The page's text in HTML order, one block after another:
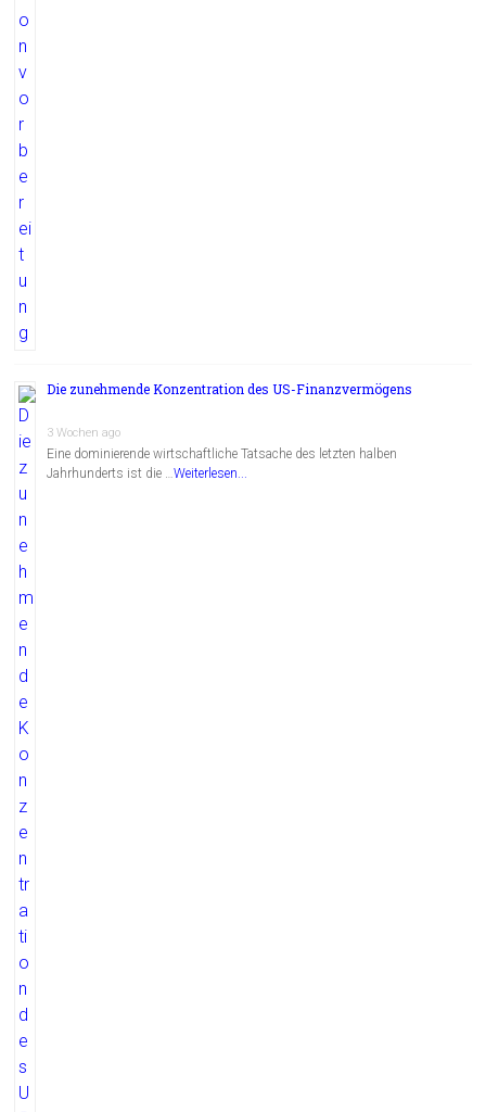
Die zunehmende Konzentration des US-Finanzvermögens
3 Wochen ago
Eine dominierende wirtschaftliche Tatsache des letzten halben
Jahrhunderts ist die …Weiterlesen...